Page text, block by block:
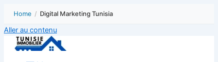
Home / Digital Marketing Tunisia
Aller au contenu